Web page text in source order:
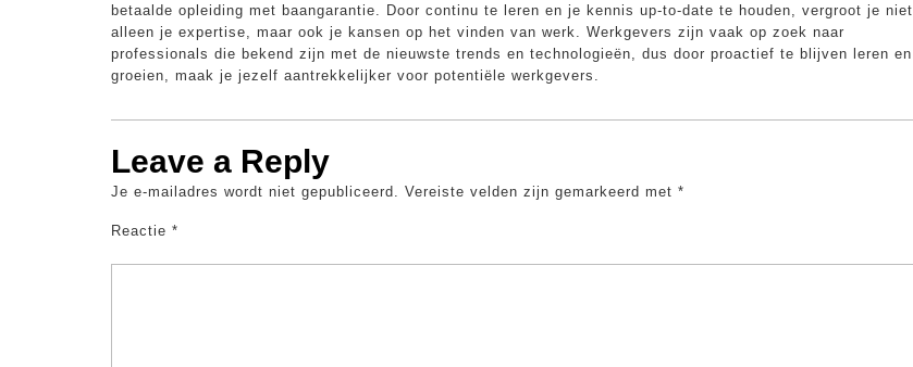
betaalde opleiding met baangarantie. Door continu te leren en je kennis up-to-date te houden, vergroot je niet
alleen je expertise, maar ook je kansen op het vinden van werk. Werkgevers zijn vaak op zoek naar
professionals die bekend zijn met de nieuwste trends en technologieën, dus door proactief te blijven leren en
groeien, maak je jezelf aantrekkelijker voor potentiële werkgevers.
Leave a Reply
Je e-mailadres wordt niet gepubliceerd. Vereiste velden zijn gemarkeerd met *
Reactie *